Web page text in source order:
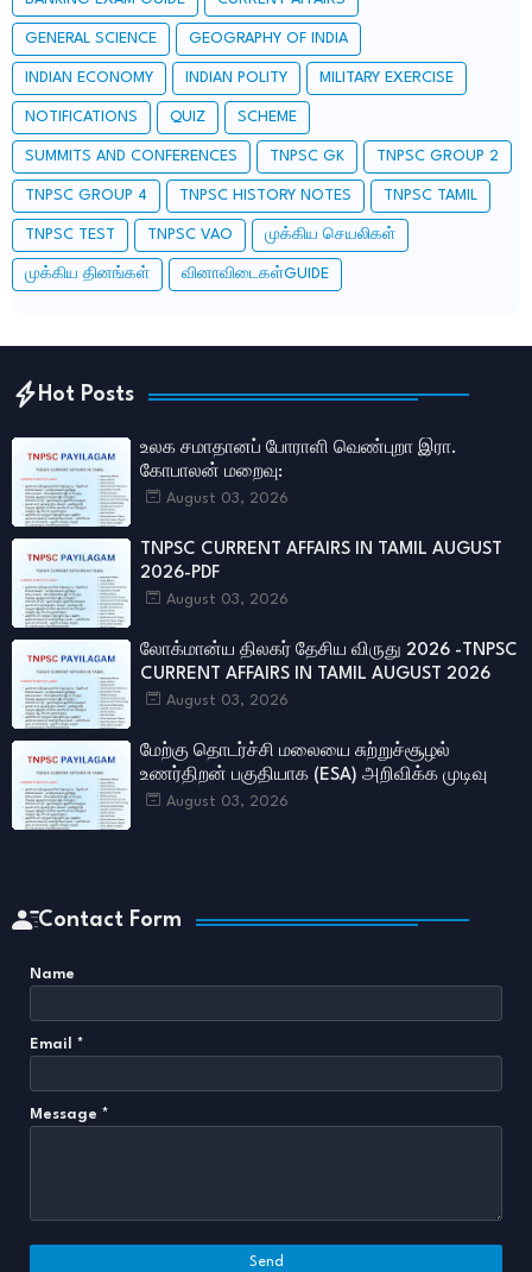
GENERAL SCIENCE GEOGRAPHY OF INDIA
INDIAN ECONOMY INDIAN POLITY MILITARY EXERCISE
NOTIFICATIONS QUIZ SCHEME
SUMMITS AND CONFERENCES TNPSC GK TNPSC GROUP 2
TNPSC GROUP 4 TNPSC HISTORY NOTES TNPSC TAMIL
TNPSC TEST TNPSC VAO முக்கிய செயலிகள்
முக்கிய தினங்கள் வினாவிடைகள்GUIDE
Hot Posts
உலக சமாதானப் போராளி வெண்புறா இரா.
கோபாலன் மறைவு:
August 03, 2026
TNPSC CURRENT AFFAIRS IN TAMIL AUGUST
2026-PDF
August 03, 2026
லோக்மான்ய திலகர் தேசிய விருது 2026 -TNPSC
CURRENT AFFAIRS IN TAMIL AUGUST 2026
August 03, 2026
மேற்கு தொடர்ச்சி மலையை சுற்றுச்சூழல்
உணர்திறன் பகுதியாக (ESA) அறிவிக்க முடிவு
August 03, 2026
Contact Form
Name
Email *
Message *